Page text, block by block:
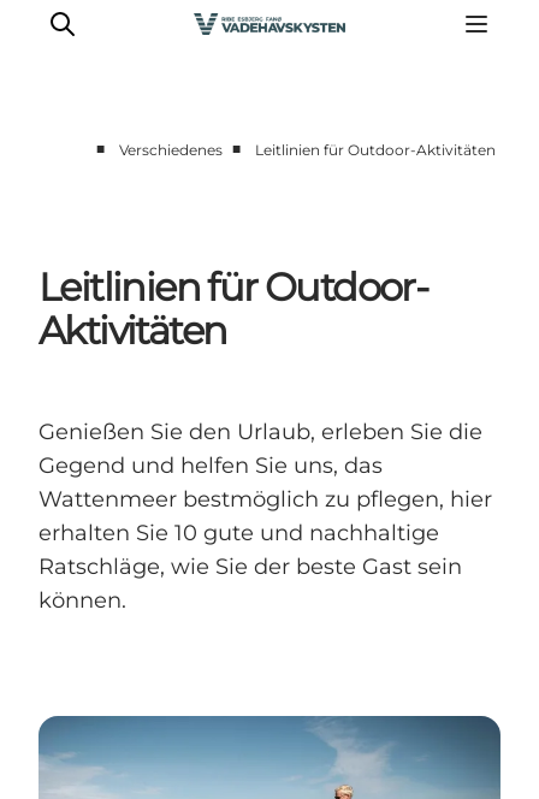
Fanø
Mandø
Wattenmeer
■ Verschiedenes ■ Leitlinien für Outdoor-Aktivitäten
Leitlinien für Outdoor-
Aktivitäten
Genießen Sie den Urlaub, erleben Sie die
Gegend und helfen Sie uns, das
Wattenmeer bestmöglich zu pflegen, hier
erhalten Sie 10 gute und nachhaltige
Ratschläge, wie Sie der beste Gast sein
können.